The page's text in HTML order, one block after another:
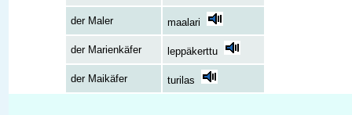
der Maler maalari
der Marienkäfer leppäkerttu
der Maikäfer turilas